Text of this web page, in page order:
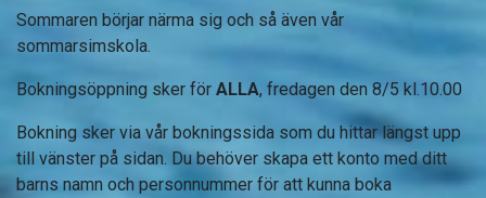
Sommaren börjar närma sig och så även vår
sommarsimskola.
Bokningsöppning sker för ALLA, fredagen den 8/5 kl.10.00
Bokning sker via vår bokningssida som du hittar längst upp
till vänster på sidan. Du behöver skapa ett konto med ditt
barns namn och personnummer för att kunna boka